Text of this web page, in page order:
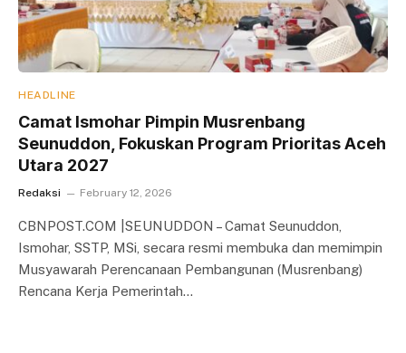
HEADLINE
Camat Ismohar Pimpin Musrenbang
Seunuddon, Fokuskan Program Prioritas Aceh
Utara 2027
Redaksi February 12, 2026
CBNPOST.COM |SEUNUDDON – Camat Seunuddon,
Ismohar, SSTP, MSi, secara resmi membuka dan memimpin
Musyawarah Perencanaan Pembangunan (Musrenbang)
Rencana Kerja Pemerintah…